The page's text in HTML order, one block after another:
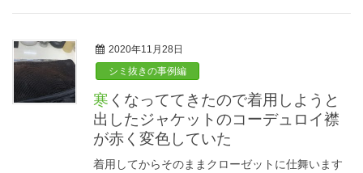
2020年11月28日
シミ抜きの事例編
寒くなっててきたので着用しようと
出したジャケットのコーデュロイ襟
が赤く変色していた
着用してからそのままクローゼットに仕舞います